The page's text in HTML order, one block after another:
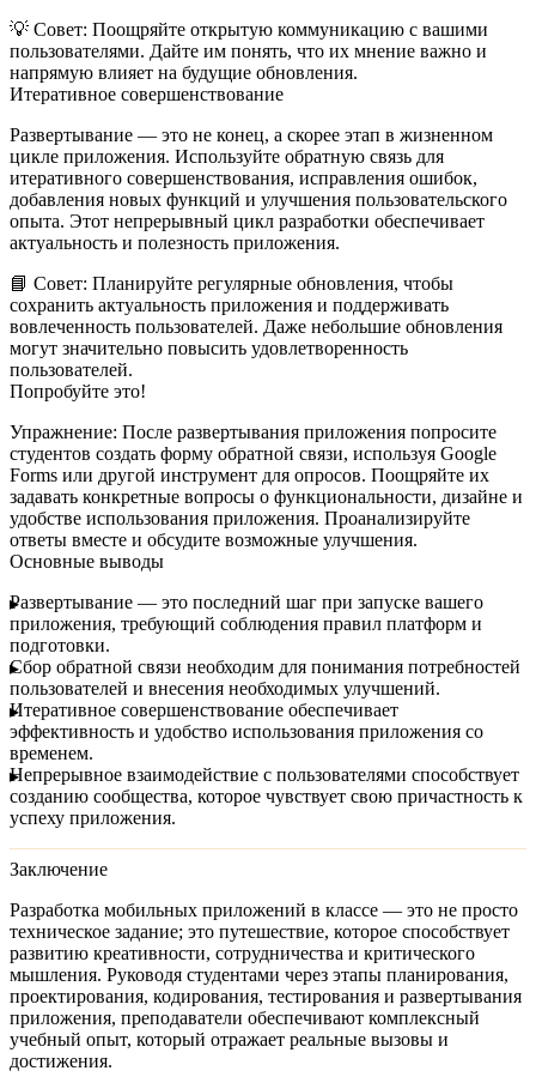
💡 Совет: Поощряйте открытую коммуникацию с вашими
пользователями. Дайте им понять, что их мнение важно и
напрямую влияет на будущие обновления.
Итеративное совершенствование
Развертывание — это не конец, а скорее этап в жизненном
цикле приложения. Используйте обратную связь для
итеративного совершенствования, исправления ошибок,
добавления новых функций и улучшения пользовательского
опыта. Этот непрерывный цикл разработки обеспечивает
актуальность и полезность приложения.
📘 Совет: Планируйте регулярные обновления, чтобы
сохранить актуальность приложения и поддерживать
вовлеченность пользователей. Даже небольшие обновления
могут значительно повысить удовлетворенность
пользователей.
Попробуйте это!
Упражнение: После развертывания приложения попросите
студентов создать форму обратной связи, используя Google
Forms или другой инструмент для опросов. Поощряйте их
задавать конкретные вопросы о функциональности, дизайне и
удобстве использования приложения. Проанализируйте
ответы вместе и обсудите возможные улучшения.
Основные выводы
Развертывание — это последний шаг при запуске вашего
приложения, требующий соблюдения правил платформ и
подготовки.
Сбор обратной связи необходим для понимания потребностей
пользователей и внесения необходимых улучшений.
Итеративное совершенствование обеспечивает
эффективность и удобство использования приложения со
временем.
Непрерывное взаимодействие с пользователями способствует
созданию сообщества, которое чувствует свою причастность к
успеху приложения.
Заключение
Разработка мобильных приложений в классе — это не просто
техническое задание; это путешествие, которое способствует
развитию креативности, сотрудничества и критического
мышления. Руководя студентами через этапы планирования,
проектирования, кодирования, тестирования и развертывания
приложения, преподаватели обеспечивают комплексный
учебный опыт, который отражает реальные вызовы и
достижения.